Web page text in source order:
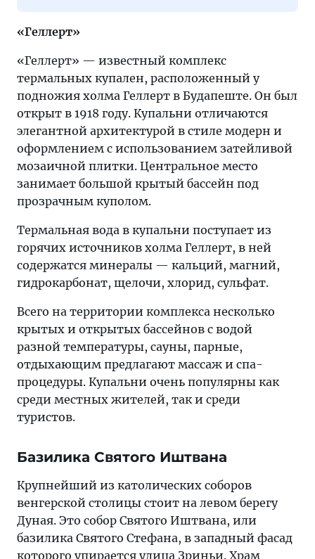
«Геллерт»
«Геллерт» — известный комплекс
термальных купален, расположенный у
подножия холма Геллерт в Будапеште. Он был
открыт в 1918 году. Купальни отличаются
элегантной архитектурой в стиле модерн и
оформлением с использованием затейливой
мозаичной плитки. Центральное место
занимает большой крытый бассейн под
прозрачным куполом.
Термальная вода в купальни поступает из
горячих источников холма Геллерт, в ней
содержатся минералы — кальций, магний,
гидрокарбонат, щелочи, хлорид, сульфат.
Всего на территории комплекса несколько
крытых и открытых бассейнов с водой
разной температуры, сауны, парные,
отдыхающим предлагают массаж и спа-
процедуры. Купальни очень популярны как
среди местных жителей, так и среди
туристов.
Базилика Святого Иштвана
Крупнейший из католических соборов
венгерской столицы стоит на левом берегу
Дуная. Это собор Святого Иштвана, или
базилика Святого Стефана, в западный фасад
которого упирается улица Зриньи. Храм